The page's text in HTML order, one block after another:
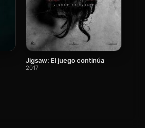
Jigsaw: El juego continúa
2017